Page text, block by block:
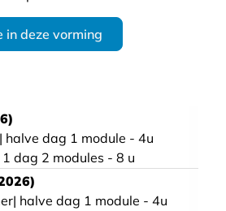
in deze vorming
halve dag 1 module - 4u
dag 2 modules - 8 u
halve dag 1 module - 4u